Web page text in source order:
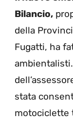
Bilancio,
della
Fugatti, ha
stata
motociclette